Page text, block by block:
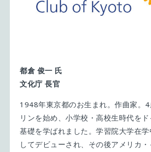
都倉 俊一 氏
文化庁 長官
1948年東京都のお生まれ。作曲家。
リンを始め、小学校・高校生時代を
基礎を学ばれました。学習院大学在学
してデビューされ、その後アメリカ